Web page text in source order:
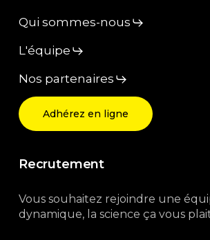
Qui sommes-nous
L'équipe
Nos partenaires
Adhérez en ligne
Recrutement
Vous souhaitez rejoindre une
dynamique, la science ça vous